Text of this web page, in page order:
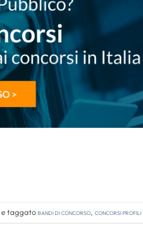
e taggatobandi di concorso, concorsi profili